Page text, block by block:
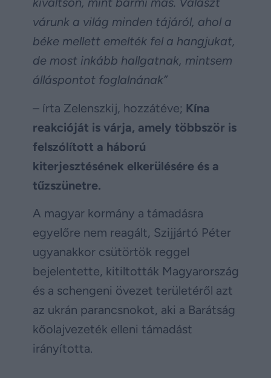
várunk a világ minden tájáról, ahol a
béke mellett emelték fel a hangjukat,
de most inkább hallgatnak, mintsem
álláspontot foglalnának”
– írta Zelenszkij, hozzátéve; Kína
reakcióját is várja, amely többször is
felszólított a háború
kiterjesztésének elkerülésére és a
tűzszünetre.
A magyar kormány a támadásra
egyelőre nem reagált, Szijjártó Péter
ugyanakkor csütörtök reggel
bejelentette, kitiltották Magyarország
és a schengeni övezet területéről azt
az ukrán parancsnokot, aki a Barátság
kőolajvezeték elleni támadást
irányította.